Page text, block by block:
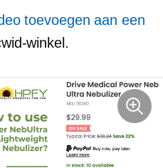
toevoegen aan een
winkel.